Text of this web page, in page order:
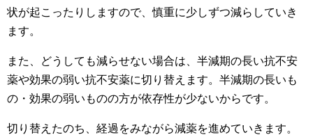
状が起こったりしますので、慎重に少しずつ減らしていき
ます。
また、どうしても減らせない場合は、半減期の長い抗不安
薬や効果の弱い抗不安薬に切り替えます。半減期の長いも
の・効果の弱いものの方が依存性が少ないからです。
切り替えたのち、経過をみながら減薬を進めていきます。